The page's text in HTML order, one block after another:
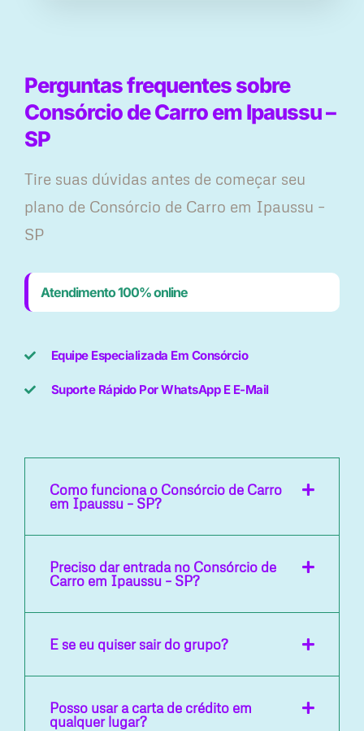
Perguntas frequentes sobre
Consórcio de Carro em Ipaussu –
SP
Tire suas dúvidas antes de começar seu
plano ​de Consórcio de Carro em Ipaussu –
SP
Atendimento 100% online
Equipe Especializada Em Consórcio
Suporte Rápido Por WhatsApp E E-Mail
Como funciona o Consórcio de Carro
em Ipaussu – SP?
Preciso dar entrada no Consórcio de
Carro em Ipaussu – SP?
E se eu quiser sair do grupo?
Posso usar a carta de crédito em
qualquer lugar?